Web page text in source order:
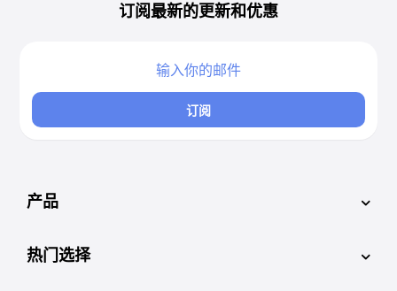
订阅最新的更新和优惠
订阅
产品
热门选择